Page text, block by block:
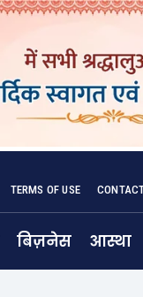
TERMS OF USE
बिज़नेस आस्था